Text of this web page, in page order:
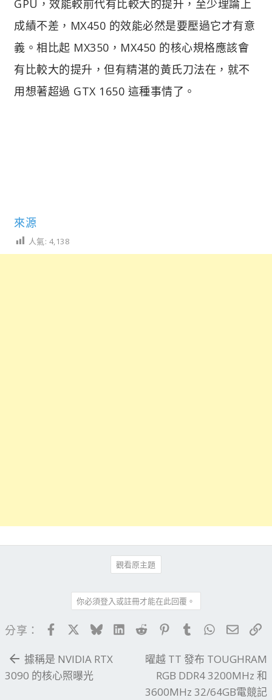
GPU，效能較前代有比較大的提升，至少理論上
成績不差，MX450 的效能必然是要壓過它才有意
義。相比起 MX350，MX450 的核心規格應該會
有比較大的提升，但有精湛的黃氏刀法在，就不
用想著超過 GTX 1650 這種事情了。
來源
人氣: 4,138
觀看原主題
你必須登入或註冊才能在此回覆。
分享： FacebookBlueskyLinkedIn
Reddit PinterestTumblrWhatsApp
電子
據稱是 NVIDIA RTX
3090 的核心照曝光
曜越 TT 發布 TOUGHRAM
RGB DDR4 3200MHz 和
3600MHz 32/64GB電競記